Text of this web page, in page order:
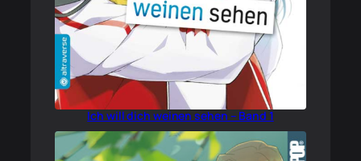
Ich will dich weinen sehen – Band 1